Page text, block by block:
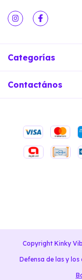
Categorías
Contactános
Copyright Kinky
Defensa de las y